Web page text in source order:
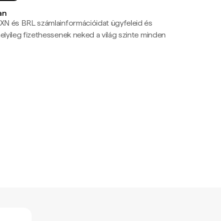
és BRL számlainformációidat ügyfeleid és
fizethessenek neked a világ szinte minden